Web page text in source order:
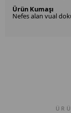
Ürün Kumaşı
Nefes alan vual